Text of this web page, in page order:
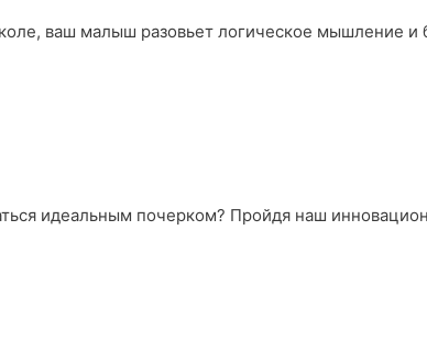
ваш малыш разовьет логическое мышление и
идеальным почерком? Пройдя наш